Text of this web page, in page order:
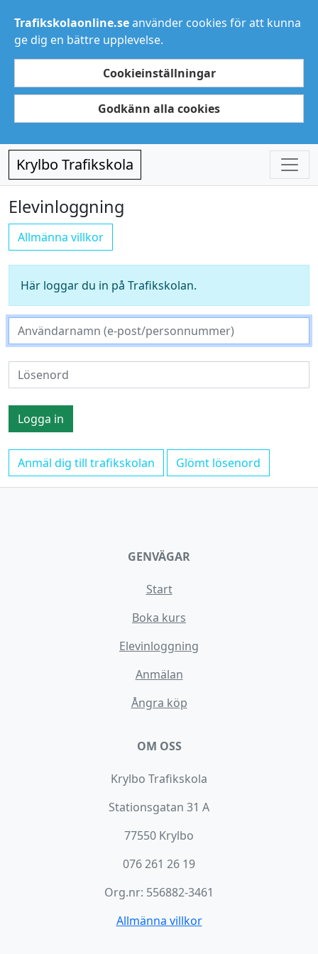
Trafikskolaonline.seanvänder cookies för att kunna
ge dig en bättre upplevelse.
Cookieinställningar
Godkänn alla cookies
Krylbo Trafikskola
Elevinloggning
Allmänna villkor
Här loggar du in på Trafikskolan.
Anmäl dig till trafikskolan Glömt lösenord
GENVÄGAR
Start
Boka kurs
Elevinloggning
Anmälan
Ångra köp
OM OSS
Krylbo Trafikskola
Stationsgatan 31 A
77550 Krylbo
076 261 26 19
Org.nr: 556882-3461
Allmänna villkor